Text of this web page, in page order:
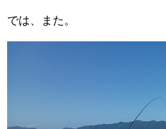
では、また。